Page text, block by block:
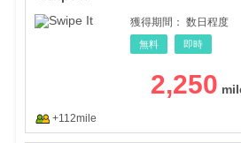
獲得期間： 数日程度
無料 即時
2,250
+112mile